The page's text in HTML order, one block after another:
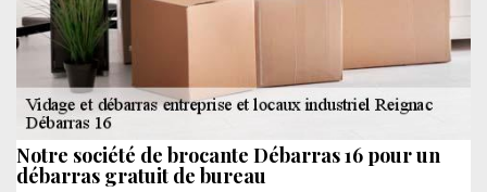
Notre société de brocante Débarras 16 pour un
débarras gratuit de bureau